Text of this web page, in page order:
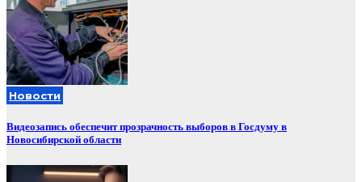
Новости
Видеозапись обеспечит прозрачность выборов в Госдуму в
Новосибирской области